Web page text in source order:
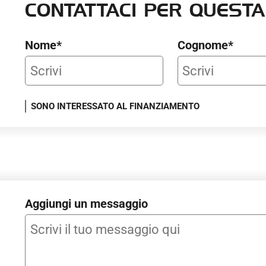
manuale [GNA] - Telecamera posteriore con vista 180°
CONTATTACI PER
Nome* Cognome*
SONO INTERESSATO AL FINANZIAMENTO
Aggiungi un messaggio